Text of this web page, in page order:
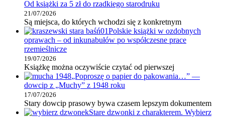
Od książki za 5 zł do rzadkiego starodruku
21/07/2026
Są miejsca, do których wchodzi się z konkretnym
Polskie książki w ozdobnych
oprawach – od inkunabułów po współczesne prace
rzemieślnicze
19/07/2026
Książkę można oczywiście czytać od pierwszej
„Poproszę o papier do pakowania…” —
dowcip z „Muchy” z 1948 roku
17/07/2026
Stary dowcip prasowy bywa czasem lepszym dokumentem
Stare dzwonki z charakterem. Wybierz